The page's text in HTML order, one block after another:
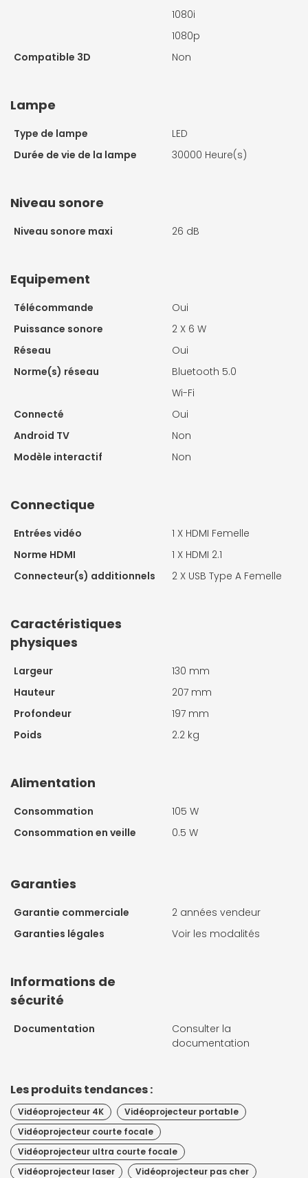
1080i
1080p
Compatible 3D
Non
Lampe
Type de lampe
LED
Durée de vie de la lampe
30000 Heure(s)
Niveau sonore
Niveau sonore maxi 26 dB
Equipement
Télécommande
Oui
Puissance sonore
2 X 6 W
Réseau
Oui
Norme(s) réseau
Bluetooth 5.0
Wi-Fi
Connecté
Oui
Android TV
Non
Modèle interactif
Non
Connectique
Entrées vidéo 1 X HDMI Femelle
Norme HDMI
1 X HDMI 2.1
Connecteur(s) additionnels
2 X USB Type A Femelle
Caractéristiques
physiques
Largeur
130 mm
Hauteur
207 mm
Profondeur
197 mm
Poids
2.2 kg
Alimentation
Consommation
105 W
Consommation en veille
0.5 W
Garanties
Garantie commerciale
2 années vendeur
Garanties légales
Voir les modalités
Informations de
sécurité
Documentation
Consulter la
documentation
Les produits tendances :
Vidéoprojecteur 4K
Vidéoprojecteur portable
Vidéoprojecteur courte focale
Vidéoprojecteur ultra courte focale
Vidéoprojecteur laser
Vidéoprojecteur pas cher